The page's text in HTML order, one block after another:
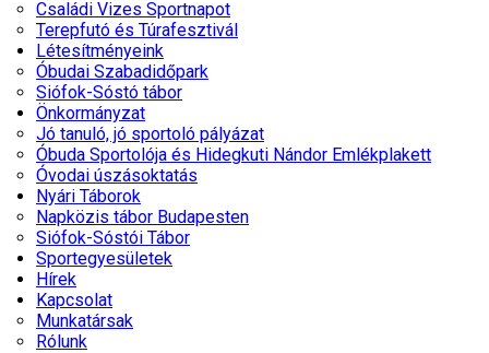
Családi Vizes Sportnapot
Terepfutó és Túrafesztivál
Létesítményeink
Óbudai Szabadidőpark
Siófok-Sóstó tábor
Önkormányzat
Jó tanuló, jó sportoló pályázat
Óbuda Sportolója és Hidegkuti Nándor Emlékplakett
Óvodai úszásoktatás
Nyári Táborok
Napközis tábor Budapesten
Siófok-Sóstói Tábor
Sportegyesületek
Hírek
Kapcsolat
Munkatársak
Rólunk